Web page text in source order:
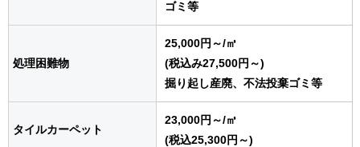
ゴミ等
処理困難物
25,000円～/㎥
(税込み27,500円～)
掘り起し産廃、不法投棄ゴミ等
タイルカーペット
23,000円～/㎥
(税込25,300円～)